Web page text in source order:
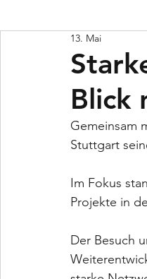
Blick
13. Mai
Gemeinsam
Stuttgart
Im Fokus
Projekte in
Der Besuch